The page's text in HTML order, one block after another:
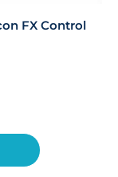
FX Control